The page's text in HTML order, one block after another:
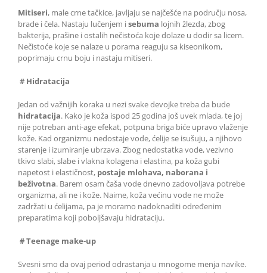
Mitiseri, male crne tačkice, javljaju se najčešće na području nosa,
brade i čela. Nastaju lučenjem isebuma lojnih žlezda, zbog
bakterija, prašine i ostalih nečistoća koje dolaze u dodir sa licem.
Nečistoće koje se nalaze u porama reaguju sa kiseonikom,
poprimaju crnu boju i nastaju mitiseri.
# Hidratacija
Jedan od važnijih koraka u nezi svake devojke treba da bude
hidratacija. Kako je koža ispod 25 godina još uvek mlada, te joj
nije potreban anti-age efekat, potpuna briga biće upravo vlaženje
kože. Kad organizmu nedostaje vode, ćelije se isušuju, a njihovo
starenje i izumiranje ubrzava. Zbog nedostatka vode, vezivno
tkivo slabi, slabe i vlakna kolagena i elastina, pa koža gubi
napetost i elastičnost, postaje mlohava, naborana i
beživotna. Barem osam čaša vode dnevno zadovoljava potrebe
organizma, ali ne i kože. Naime, koža većinu vode ne može
zadržati u ćelijama, pa je moramo nadoknaditi određenim
preparatima koji poboljšavaju hidrataciju.
# Teenage make-up
Svesni smo da ovaj period odrastanja u mnogome menja navike.